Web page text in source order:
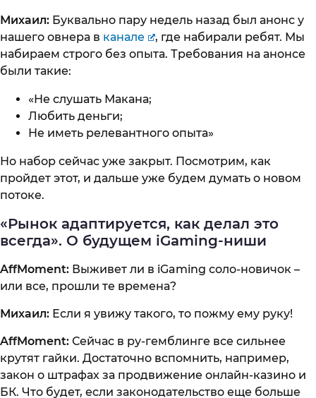
Михаил: Буквально пару недель назад был анонс у
нашего овнера в канале
, где набирали ребят. Мы
набираем строго без опыта. Требования на анонсе
были такие:
«Не слушать Макана;
Любить деньги;
Не иметь релевантного опыта»
Но набор сейчас уже закрыт. Посмотрим, как
пройдет этот, и дальше уже будем думать о новом
потоке.
«Рынок адаптируется, как делал это
всегда». О будущем iGaming-ниши
AffMoment: Выживет ли в iGaming соло-новичок –
или все, прошли те времена?
Михаил: Если я увижу такого, то пожму ему руку!
AffMoment: Сейчас в ру-гемблинге все сильнее
крутят гайки. Достаточно вспомнить, например,
закон о штрафах за продвижение онлайн-казино и
БК. Что будет, если законодательство еще больше